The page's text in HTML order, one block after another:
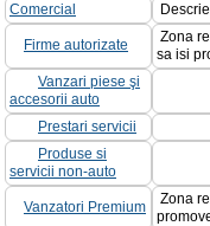
Comercial
Firme autorizate
Zona
sa isi
Vanzari piese şi
accesorii auto
Prestari servicii
Produse si
servicii non-auto
Vanzatori Premium
Zona